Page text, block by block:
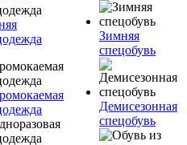
Зимняя
спецобувь
Демисезонная
спецобувь